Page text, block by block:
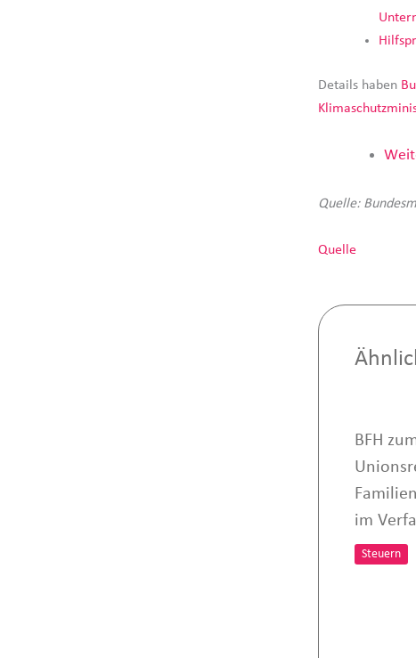
Details haben
Quelle:
Quelle
BFH
im
Steuern